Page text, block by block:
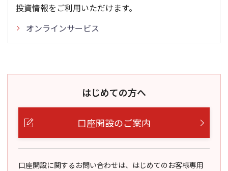
投資情報をご利用いただけます。
オンラインサービス
はじめての方へ
口座開設のご案内
口座開設に関するお問い合わせは、はじめてのお客様専用